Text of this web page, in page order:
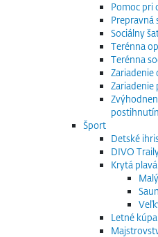
Pomoc pri
Prepravná
Sociálny
Terénna
Terénna
Zariadenie
Zariadenie
Šport
Detské
DIVO
Krytá
Letné